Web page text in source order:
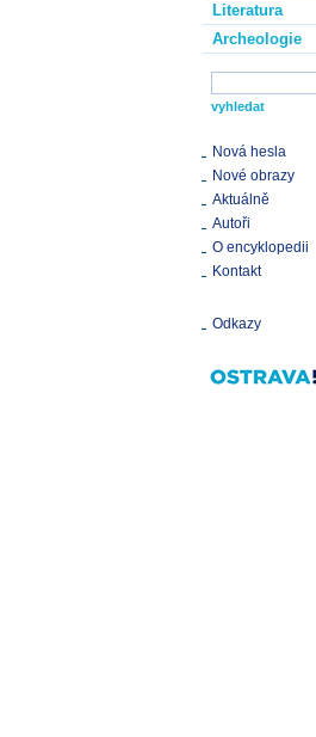
Literatura
Archeologie
Nová hesla
Nové obrazy
Aktuálně
Autoři
O encyklopedii
Kontakt
Odkazy